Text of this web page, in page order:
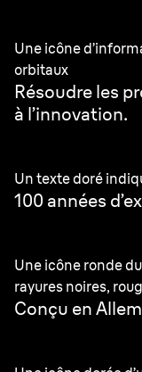
Une icône
orbitaux
Résoudre les
à l’innovation.
Un texte doré
100 années
Une icône ronde
rayures noires,
Conçu en